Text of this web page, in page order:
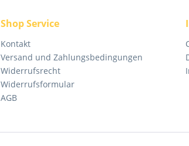
Shop Service
Kontakt
Versand und Zahlungsbedingungen
Widerrufsrecht
Widerrufsformular
AGB